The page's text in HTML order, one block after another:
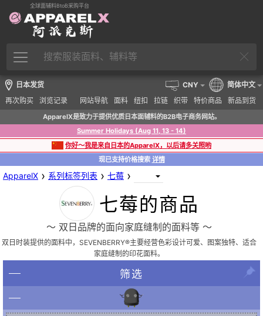
全球面辅料BtoB采购平台
日本发货
再次购买
浏览记录 网站导航 面料 纽扣 拉链 织带 特价商品 新品到货
CNY 简体中文
ApparelX是致力于提供优质日本面辅料的B2B电子商务网站。
Summer Holidays (Aug 11, 13 - 14)
你好～我是来自日本的ApparelX，以后请多关照哟
现已支持价格搜索 详情
ApparelX › 系列标签列表 › 七莓 ›
七莓的商品
〜 双日品牌的面向家庭缝制的面料等 〜
双日时装提供的面料中，SEVENBERRY®主要经营色彩设计可爱、图案独特、适合
家庭缝制的印花面料。
筛选